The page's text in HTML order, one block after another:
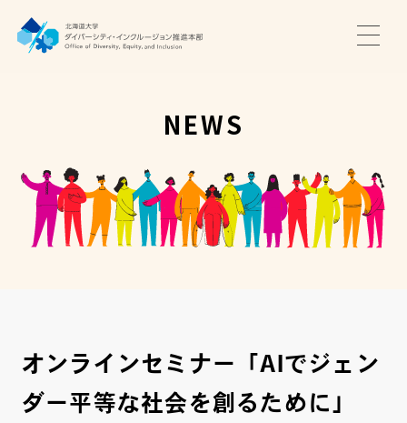
推進本部について
アクセス・お問い合わせ
NEWS
オンラインセミナー「AIでジェン
ダー平等な社会を創るために」